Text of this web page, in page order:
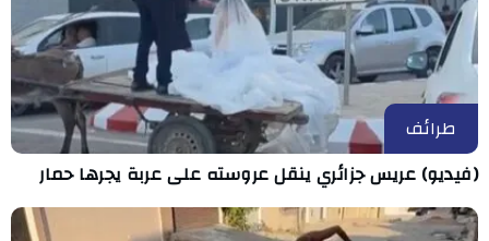
طرائف
(فيديو) عريس جزائري ينقل عروسته على عربة يجرها حمار